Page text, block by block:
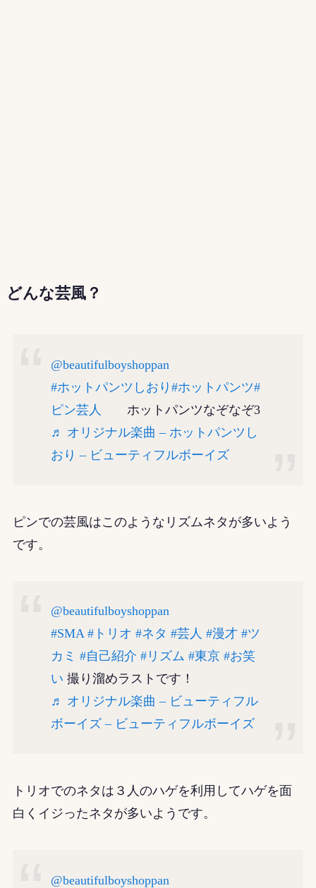
どんな芸風？
@beautifulboyshoppan
#ホットパンツしおり #ホットパンツ#
ピン芸人
ホットパンツなぞなぞ3
♬ オリジナル楽曲 – ホットパンツし
おり – ビューティフルボーイズ
ピンでの芸風はこのようなリズムネタが多いよう
です。
@beautifulboyshoppan
#SMA #トリオ #ネタ #芸人 #漫才 #ツ
カミ #自己紹介 #リズム #東京 #お笑
い 撮り溜めラストです！
♬ オリジナル楽曲 – ビューティフル
ボーイズ – ビューティフルボーイズ
トリオでのネタは３人のハゲを利用してハゲを面
白くイジったネタが多いようです。
@beautifulboyshoppan